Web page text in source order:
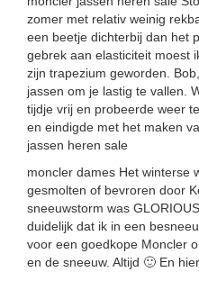
zomer met relativ weinig
een beetje dichterbij dan het
gebrek aan elasticiteit moest
zijn trapezium geworden.
jassen om je lastig te vallen.
tijdje vrij en probeerde weer
en eindigde met het maken
jassen heren sale
moncler dames Het winterse
gesmolten of bevroren door
sneeuwstorm was
duidelijk dat ik in een
voor een goedkope Moncler
en de sneeuw. Altijd 🙂 En